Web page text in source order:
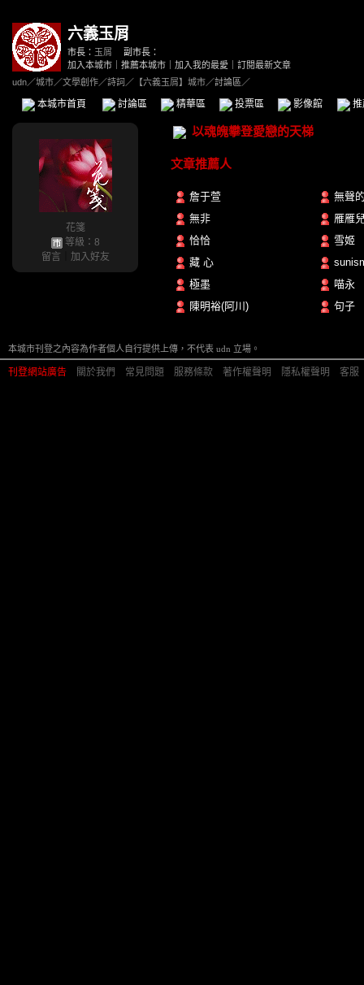
六義玉屑
市長： 玉屑
副市長：
加入本城市
推薦本城市 加入我的最愛
訂閱最新文章
udn／城市／文學創作／詩詞 ／ 【六義玉屑】城市／討論區／
本城市首頁 討論區 精華區 投票區 影像館
花箋
等級：8
留言
加入好友
以魂魄攀登愛戀的天梯
文章推薦人
詹于萱
無聲
無非
雁雁
恰恰
雪姬
藏 心
極墨
喵永
陳明裕(阿川)
句子
本城市刊登之內容為作者個人自行提供上傳，不代表 udn 立場。
刊登網站廣告 關於我們 常見問題 服務條款 著作權聲明 隱私權聲明 客服